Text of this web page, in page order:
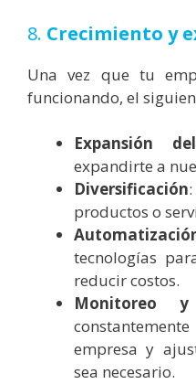
8. Crecimiento y
Una vez que tu
funcionando, el
Expansión
expandirte a
Diversificación
productos o
tecnologías
reducir costos.
Monitoreo y
empresa y
sea necesario.